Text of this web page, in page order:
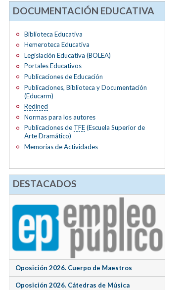
DOCUMENTACIÓN EDUCATIVA
Biblioteca Educativa
Hemeroteca Educativa
Legislación Educativa (BOLEA)
Portales Educativos
Publicaciones de Educación
Publicaciones, Biblioteca y Documentación
(Educarm)
Redined
Normas para los autores
Publicaciones de TFE(Escuela Superior de
Arte Dramático)
Memorias de Actividades
DESTACADOS
Oposición 2026. Cuerpo de Maestros
Oposición 2026. Cátedras de Música